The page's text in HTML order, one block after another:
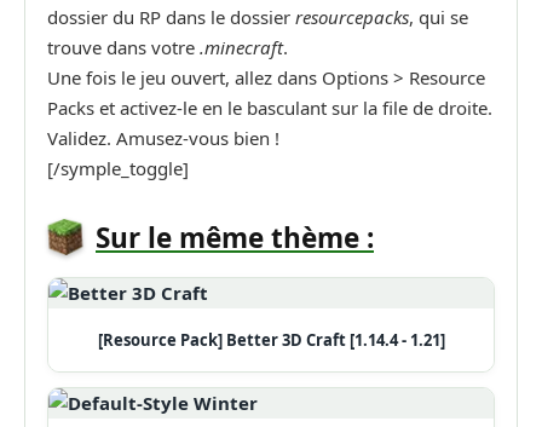
dossier du RP dans le dossier resourcepacks, qui se
trouve dans votre .minecraft.
Une fois le jeu ouvert, allez dans Options > Resource
Packs et activez-le en le basculant sur la file de droite.
Validez. Amusez-vous bien !
[/symple_toggle]
Sur le même thème :
[Resource Pack] Better 3D Craft [1.14.4 - 1.21]